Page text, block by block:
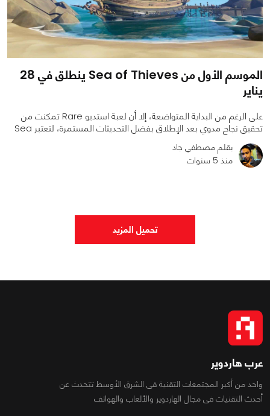
الموسم الأول من Sea of Thieves ينطلق في 28
يناير
على الرغم من البداية المتواضعة، إلا أن لعبة استديو Rare تمكنت من
تحقيق نجاح مدوي بعد الإطلاق بفضل التحديثات المستمرة، لتعتبر Sea
بقلم مصطفي جاد
منذ 5 سنوات
تحميل المزيد
عرب هاردوير
واحد من أكبر المجتمعات التقنية فى الشرق الأوسط تتحدث عن
أحدث التقنيات فى مجال الهاردوير والألعاب والهواتف